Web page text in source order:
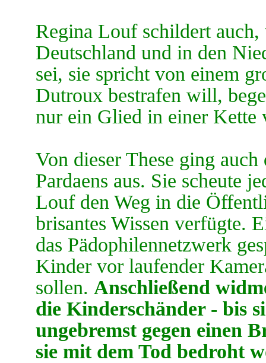
Regina Louf schildert
Deutschland und in den
sei, sie spricht von einem
Dutroux bestrafen will,
nur ein Glied in einer Kette
Von dieser These ging
Pardaens aus. Sie scheute
Louf den Weg in die
brisantes Wissen verfügte.
das Pädophilennetzwerk
Kinder vor laufender
sollen. Anschließend
die Kinderschänder - bis
ungebremst gegen einen
sie mit dem Tod bedroht